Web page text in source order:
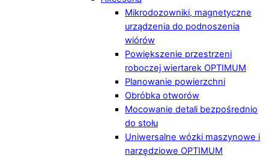
Mikrodozowniki, magnetyczne
urządzenia do podnoszenia
wiórów
Powiększenie przestrzeni
roboczej wiertarek OPTIMUM
Planowanie powierzchni
Obróbka otworów
Mocowanie detali bezpośrednio
do stołu
Uniwersalne wózki maszynowe i
narzędziowe OPTIMUM